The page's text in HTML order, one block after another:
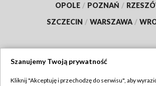
OPOLE / POZNAŃ /
SZCZECIN / WARSZAWA /
Szanujemy Twoją prywatność
Kliknij "Akceptuję i przechodzę do serwisu", aby